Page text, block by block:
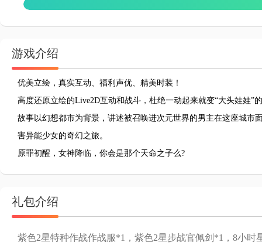
游戏介绍
优美立绘，真实互动、福利声优、精美时装！
高度还原立绘的Live2D互动和战斗，杜绝一动起来就变“大头娃娃”
故事以幻想都市为背景，讲述被召唤进次元世界的男主在这座城市
害异能少女的奇幻之旅。
原罪初醒，女神降临，你会是那个天命之子么?
礼包介绍
紫色2星特种作战作战服*1，紫色2星步战官佩剑*1，8小时